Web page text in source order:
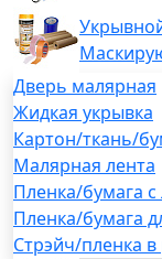
Дверь малярная
Жидкая укрывка
Картон/ткань/
Малярная лента
Пленка/бумага с
Пленка/бумага
Стрэйч/пленка в